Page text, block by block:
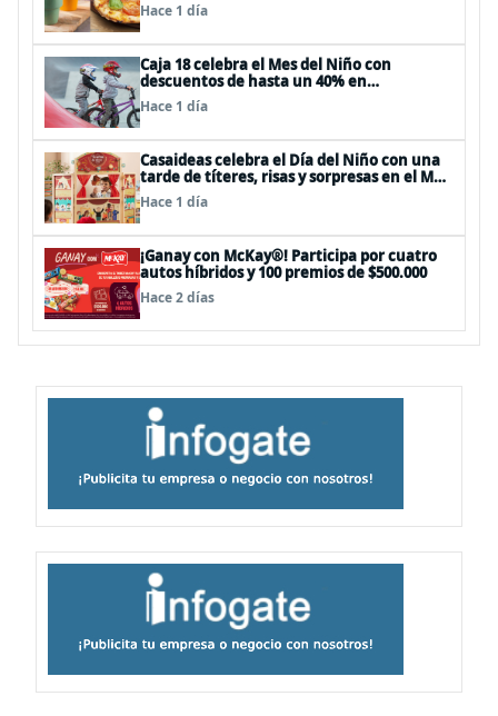
Hace 1 día
Caja 18 celebra el Mes del Niño con
descuentos de hasta un 40% en
panoramas, cine, shows y streaming
Hace 1 día
Casaideas celebra el Día del Niño con una
tarde de títeres, risas y sorpresas en el Mall
Plaza Vespucio
Hace 1 día
¡Ganay con McKay®! Participa por cuatro
autos híbridos y 100 premios de $500.000
Hace 2 días